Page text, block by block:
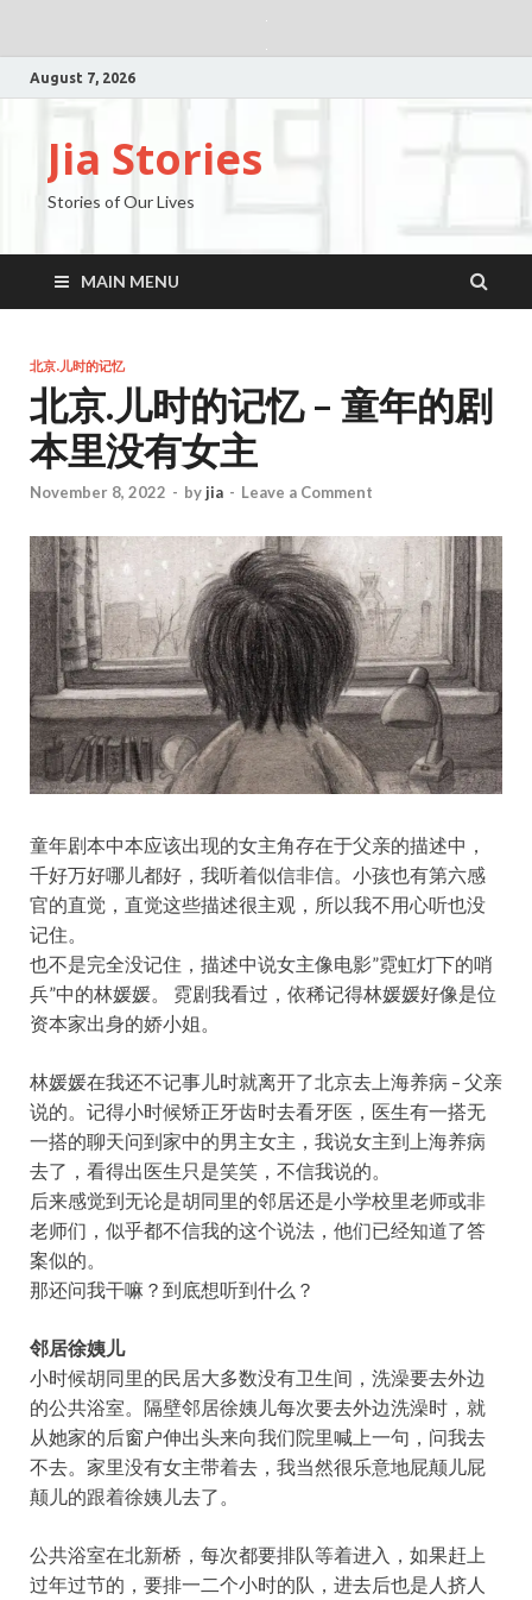
August 7, 2026
Jia Stories
Stories of Our Lives
MAIN MENU
北京.儿时的记忆
北京.儿时的记忆 – 童年的剧
本里没有女主
November 8, 2022 - by jia - Leave a Comment
童年剧本中本应该出现的女主角存在于父亲的描述中，
千好万好哪儿都好，我听着似信非信。小孩也有第六感
官的直觉，直觉这些描述很主观，所以我不用心听也没
记住。
也不是完全没记住，描述中说女主像电影”霓虹灯下的哨
兵”中的林媛媛。 霓剧我看过，依稀记得林媛媛好像是位
资本家出身的娇小姐。
林媛媛在我还不记事儿时就离开了北京去上海养病 – 父亲
说的。记得小时候矫正牙齿时去看牙医，医生有一搭无
一搭的聊天问到家中的男主女主，我说女主到上海养病
去了，看得出医生只是笑笑，不信我说的。
后来感觉到无论是胡同里的邻居还是小学校里老师或非
老师们，似乎都不信我的这个说法，他们已经知道了答
案似的。
那还问我干嘛？到底想听到什么？
邻居徐姨儿
小时候胡同里的民居大多数没有卫生间，洗澡要去外边
的公共浴室。隔壁邻居徐姨儿每次要去外边洗澡时，就
从她家的后窗户伸出头来向我们院里喊上一句，问我去
不去。家里没有女主带着去，我当然很乐意地屁颠儿屁
颠儿的跟着徐姨儿去了。
公共浴室在北新桥，每次都要排队等着进入，如果赶上
过年过节的，要排一二个小时的队，进去后也是人挤人